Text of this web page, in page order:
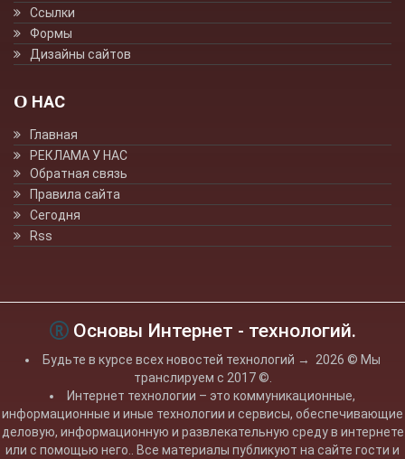
Ссылки
Формы
Дизайны сайтов
О НАС
Главная
РЕКЛАМА У НАС
Обратная связь
Правила сайта
Сегодня
Rss
Основы Интернет - технологий.
Будьте в курсе всех новостей технологий → 2026 © Мы
транслируем с 2017 ©.
Интернет технологии – это коммуникационные,
информационные и иные технологии и сервисы, обеспечивающие
деловую, информационную и развлекательную среду в интернете
или с помощью него.. Все материалы публикуют на сайте гости и